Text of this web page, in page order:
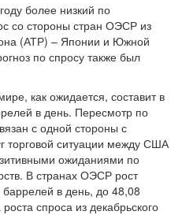
более низкий по
со стороны стран ОЭСР из
(АТР) – Японии и Южной
по спросу также был
как ожидается, составит в
в день. Пересмотр по
с одной стороны с
торговой ситуации между США
ожиданиями по
В странах ОЭСР рост
в день, до 48,08
спроса из декабрьского